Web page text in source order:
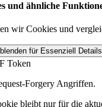
und ähnliche
wir Cookies und
für Essenziell
Token
Forgery Angriffen.
bleibt nur für die